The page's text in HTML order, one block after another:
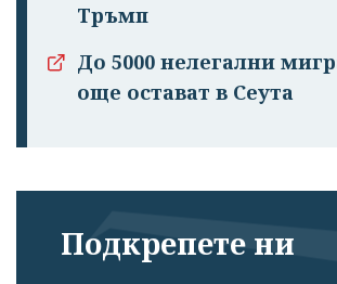
Тръмп
До 5000 нелегални
още остават в Сеута
Подкрепете ни